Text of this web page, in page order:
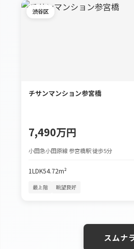
渋谷区
チサンマンション参宮橋
7,490万円
小田急小田原線 参宮橋駅 徒歩5分
1LDK54.72m²
最上階 眺望良好
スムナ